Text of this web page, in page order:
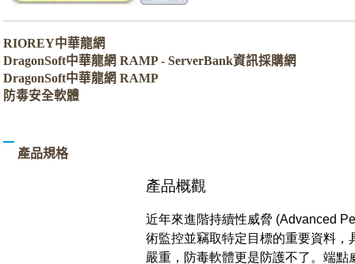
RIOREY中華龍網
DragonSoft中華龍網 RAMP - ServerBank資訊採購網
DragonSoft中華龍網 RAMP
防毒安全軟體
產品規格
產品概觀
近年來進階持續性威脅 (Advanced
術監控並竊取特定目標的重要資料
嚴重，防毒軟體更是防護不了。端點